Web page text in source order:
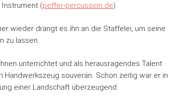
Instrument (peffer-percussion.de).
wieder drängt es ihn an die Staffelei, um seine
zu lassen.
unterrichtet und als herausragendes Talent
souverän. Schon zeitig war er in
einer Landschaft überzeugend